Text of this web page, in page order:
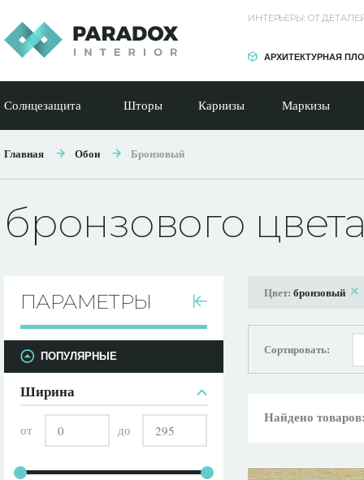
ИНТЕРЬЕРЫ: ОТ
АРХИТЕКТУРНАЯ
Солнцезащита Шторы Карнизы Маркизы
Главная Обои Бронзовый
бронзового
ПАРАМЕТРЫ
ПАРАМЕТРЫ
ПОПУЛЯРНЫЕ
Ширина
от до
Цвет: бронзовый
Сортировать:
Найдено